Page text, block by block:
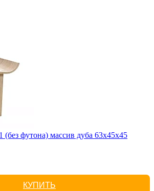
(без футона) массив дуба 63х45х45
КУПИТЬ